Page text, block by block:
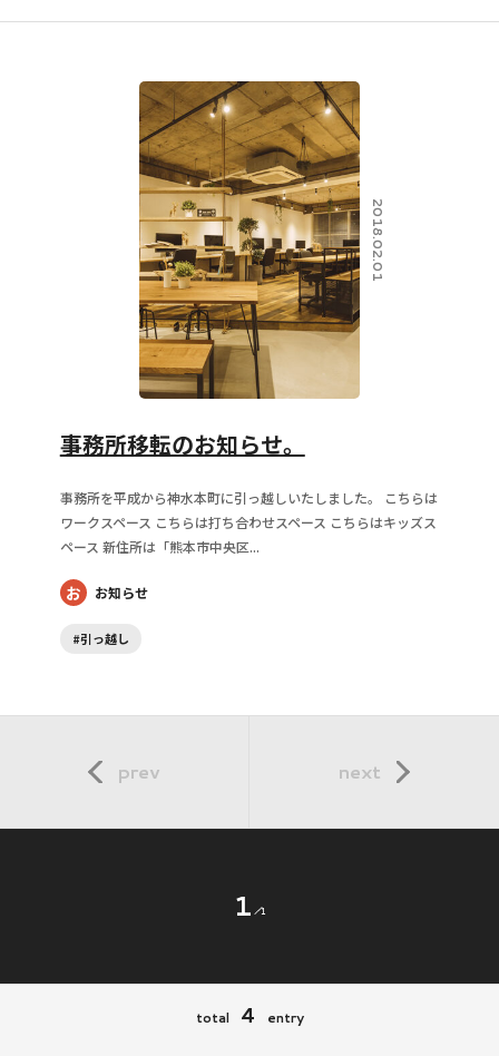
2018.02.01
事務所移転のお知らせ。
事務所を平成から神水本町に引っ越しいたしました。 こちらは
ワークスペース こちらは打ち合わせスペース こちらはキッズス
ペース 新住所は「熊本市中央区...
お お知らせ
#引っ越し
prev next
1 1
total 4 entry